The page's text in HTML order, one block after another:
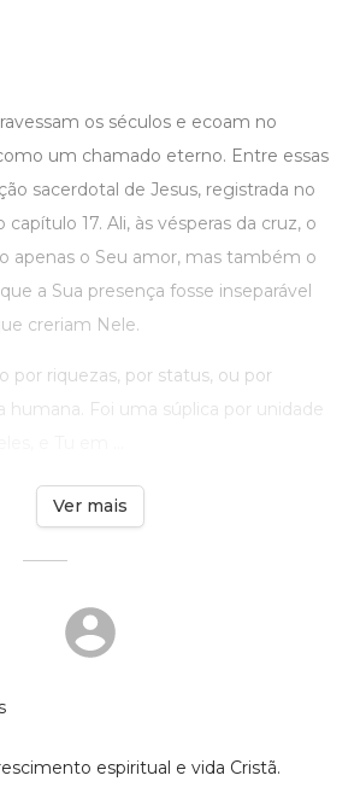
os séculos e ecoam no
um chamado eterno. Entre essas
sacerdotal de Jesus, registrada no
17. Ali, às vésperas da cruz, o
apenas o Seu amor, mas também o
a Sua presença fosse inseparável
creriam Nele.
por riquezas, por status, ou por
humana. Foi uma súplica por unidade
Ver mais
espiritual e vida Cristã.